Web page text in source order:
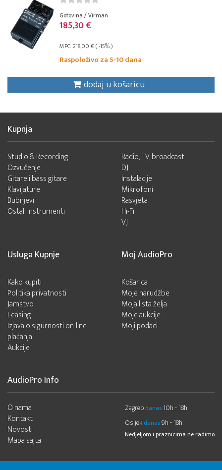
Gotovina / Virman
185,30 €
MPC: 218,00 € ( -15% )
Raspoloživo za 5-10 dana
dodaj u košaricu
Kupnja
Studio & Recording
Ozvučenje
Gitare i bass gitare
Klavijature
Bubnjevi
Ostali instrumenti
Radio, TV, broadcast
DJ
Instalacije
Mikrofoni
Rasvjeta
Hi-Fi
VJ
Usluga Kupnje
Kako kupiti
Politika privatnosti
Jamstvo
Leasing
Izjava o sigurnosti on-line
plaćanja
Aukcije
Moj AudioPro
Košarica
Moje narudžbe
Moja lista želja
Moje aukcije
Moji podaci
AudioPro Info
O nama
Kontakt
Novosti
Mapa sajta
Zagreb danas 10h - 18h
Osijek danas9h - 18h
Nedjeljom i praznicima ne radimo